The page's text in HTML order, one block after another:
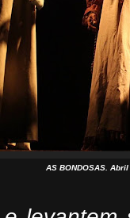
AS BONDOSAS.